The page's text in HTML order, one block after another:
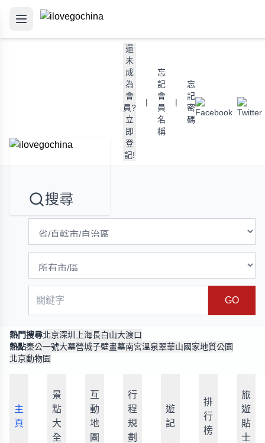
還
未
成
為
會
員?
立
即
登
記!
|
忘
記
會
員
名
稱
|
忘
記
密
碼
搜尋
GO
熱門搜尋北京深圳 上海長白山大渡口
熱點秦公一號大墓營城子壁畫墓南宮溫泉翠華山國家地質公園
北京動物園
主
頁
景
點
大
全
互
動
地
圖
行
程
規
劃
遊
記
排
行
榜
旅
遊
貼
士